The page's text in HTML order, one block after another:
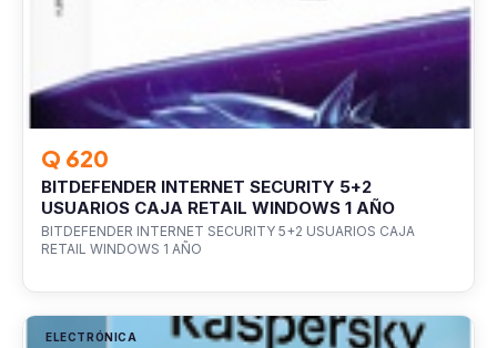
Q 620
BITDEFENDER INTERNET SECURITY 5+2
USUARIOS CAJA RETAIL WINDOWS 1 AÑO
BITDEFENDER INTERNET SECURITY 5+2 USUARIOS CAJA
RETAIL WINDOWS 1 AÑO
ELECTRÓNICA